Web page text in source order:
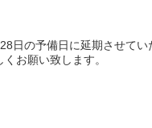
日の予備日に延期させてい
お願い致します。